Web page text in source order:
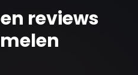
reviews